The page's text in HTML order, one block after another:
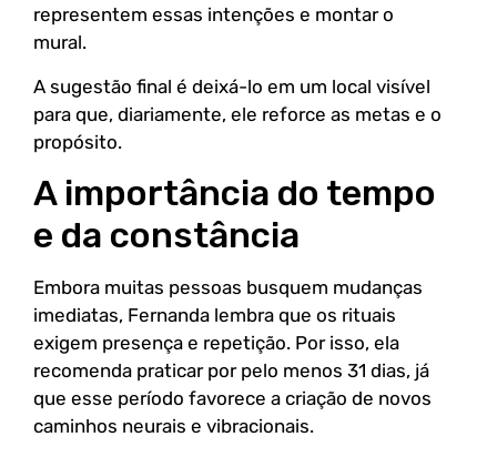
representem essas intenções e montar o
mural.
A sugestão final é deixá-lo em um local visível
para que, diariamente, ele reforce as metas e o
propósito.
A importância do tempo
e da constância
Embora muitas pessoas busquem mudanças
imediatas, Fernanda lembra que os rituais
exigem presença e repetição. Por isso, ela
recomenda praticar por pelo menos 31 dias, já
que esse período favorece a criação de novos
caminhos neurais e vibracionais.